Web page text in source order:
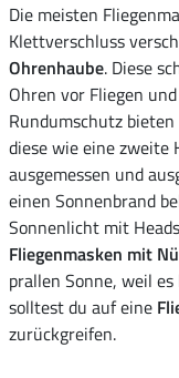
Die meisten
Klettverschluss
Ohrenhaube. Diese
Ohren vor Fliegen
Rundumschutz bieten
diese wie eine zweite
ausgemessen und
einen Sonnenbrand
Sonnenlicht mit
Fliegenmasken mit
prallen Sonne, weil
solltest du auf eine
zurückgreifen.